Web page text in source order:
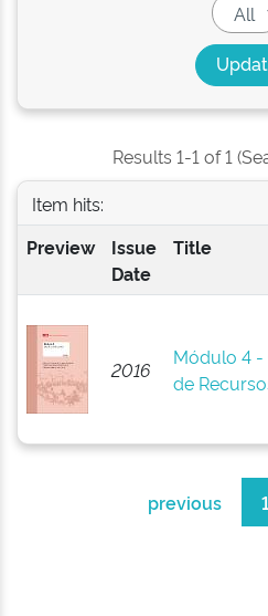
Results 1-1 of 1
Item hits:
Preview
Issue
Date
Title
2016
Módulo 4 -
de
previous 1